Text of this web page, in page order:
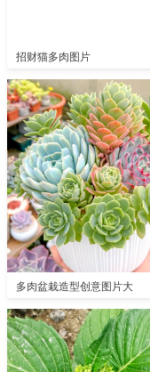
招财猫多肉图片
多肉盆栽造型创意图片大